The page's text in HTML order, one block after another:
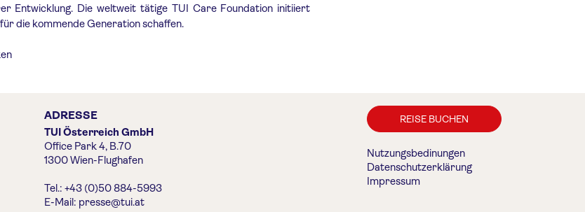
Entwicklung. Die weltweit tätige TUI Care Foundation initiiert
die kommende Generation schaffen.
ADRESSE
TUI Österreich GmbH
Office Park 4, B.70
1300 Wien-Flughafen
Tel.: +43 (0)50 884-5993
E-Mail: presse@tui.at
REISE BUCHEN
Nutzungsbedinungen
Datenschutzerklärung
Impressum